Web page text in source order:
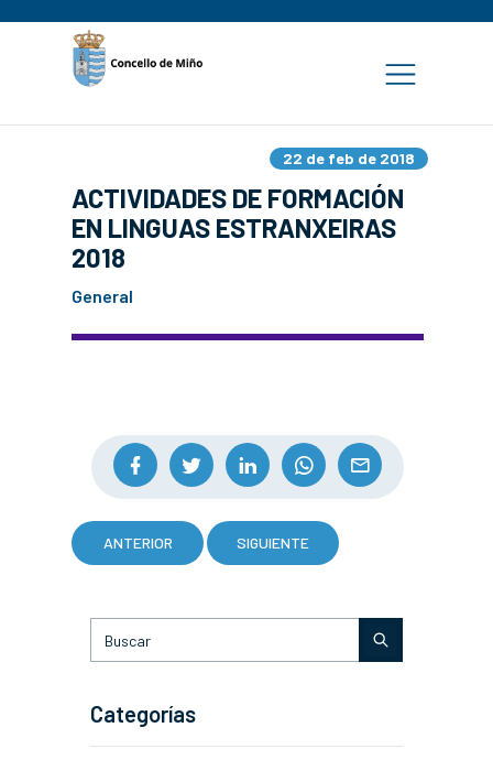
22 de feb de 2018
ACTIVIDADES DE FORMACIÓN
EN LINGUAS ESTRANXEIRAS
2018
General
ANTERIOR SIGUIENTE
Categorías